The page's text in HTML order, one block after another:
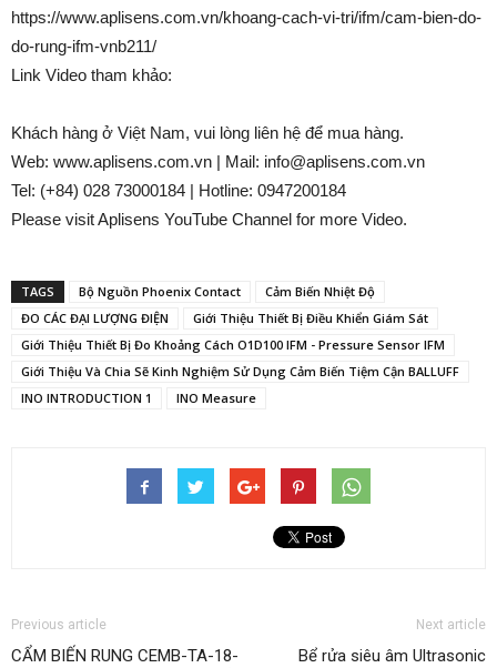
https://www.aplisens.com.vn/khoang-cach-vi-tri/ifm/cam-bien-do-
do-rung-ifm-vnb211/
Link Video tham khảo:
Khách hàng ở Việt Nam, vui lòng liên hệ để mua hàng.
Web: www.aplisens.com.vn | Mail: info@aplisens.com.vn
Tel: (+84) 028 73000184 | Hotline: 0947200184
Please visit Aplisens YouTube Channel for more Video.
TAGS Bộ Nguồn Phoenix Contact
Cảm Biến Nhiệt Độ
ĐO CÁC ĐẠI LƯỢNG ĐIỆN
Giới Thiệu Thiết Bị Điều Khiển Giám Sát
Giới Thiệu Thiết Bị Đo Khoảng Cách O1D100 IFM - Pressure Sensor IFM
Giới Thiệu Và Chia Sẽ Kinh Nghiệm Sử Dụng Cảm Biến Tiệm Cận BALLUFF
INO INTRODUCTION 1
INO Measure
Previous article
CẨM BIẾN RUNG CEMB-TA-18-
Next article
Bể rửa siêu âm Ultrasonic